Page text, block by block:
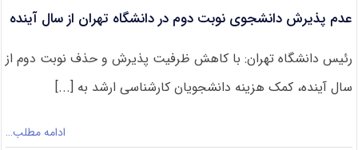
عدم پذیرش دانشجوی نوبت دوم در دانشگاه تهران از سال آینده
رئیس دانشگاه تهران: با کاهش ظرفیت پذیرش و حذف نوبت دوم از
سال آینده، کمک هزینه دانشجویان کارشناسی ارشد به [...]
ادامه مطلب…